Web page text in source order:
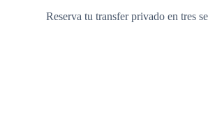
Reserva tu transfer privado en tres